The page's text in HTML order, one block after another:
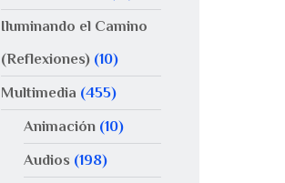
Iluminando el Camino
(Reflexiones) (10)
Multimedia (455)
Animación(10)
Audios (198)